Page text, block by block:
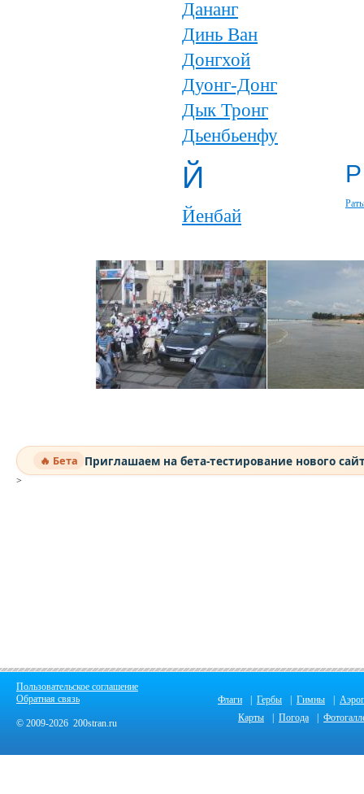
Дананг
Динь Ван
Донгхой
Дуонг-Донг
Дык Тронг
Дьенбьенфу
Й
Йенбай
Р
🔥 Бета Приглашаем на бета-тестирование нового
>
Пользовательское соглашение
Обратная связь
© 2009-2026 200stran.ru
Флаги Гербы Гимны
Карты
Погода